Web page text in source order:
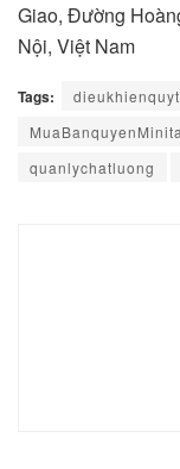
Giao, Đường
Nội, Việt Nam
Tags:
quanlychatluong